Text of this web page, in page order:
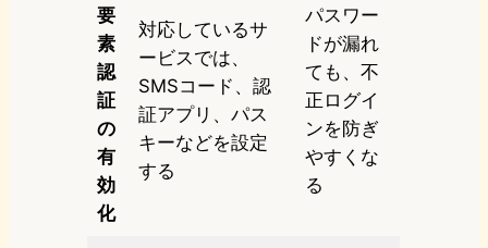
要
素
認
証
の
有
効
化
対応しているサ
ービスでは、
SMSコード、認
証アプリ、パス
キーなどを設定
する
パスワー
ドが漏れ
ても、不
正ログイ
ンを防ぎ
やすくな
る